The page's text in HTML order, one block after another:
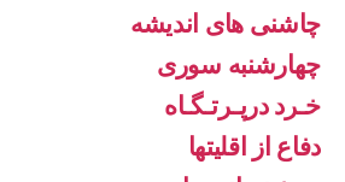
چاشنی های اندیشه
چهارشنبه سوری
خـرد درپـرتـگـاه
دفاع از اقليتها